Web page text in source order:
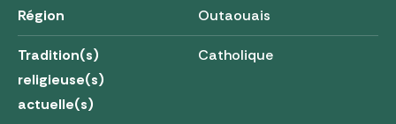
Région Outaouais
Tradition(s)
religieuse(s)
actuelle(s)
Catholique